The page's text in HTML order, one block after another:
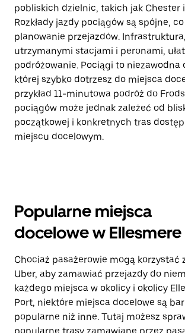
pobliskich dzielnic, takich jak Chester
Rozkłady jazdy pociągów są spójne,
planowanie przejazdów.
utrzymanymi stacjami i peronami,
podróżowanie. Pociągi to niezawodna
której szybko dotrzesz do miejsca
przykład 11-minutowa podróż do
pociągów może jednak zależeć od
początkowej i konkretnych tras
miejscu docelowym.
Popularne miejsca
docelowe w
Chociaż pasażerowie mogą korzystać
Uber, aby zamawiać przejazdy do
każdego miejsca w okolicy i okolicy
Port, niektóre miejsca docelowe są
popularne niż inne. Tutaj możesz